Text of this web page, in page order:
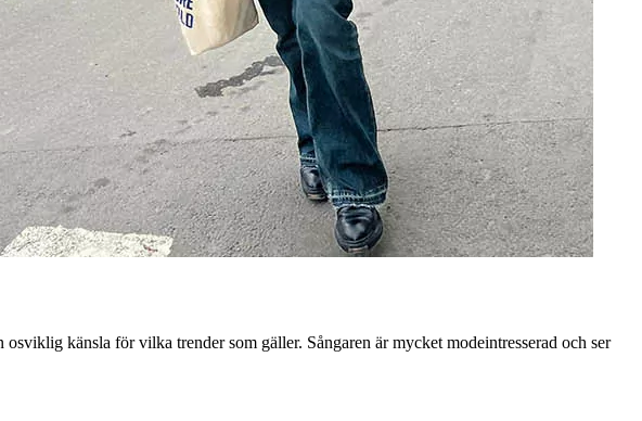
känsla för vilka trender som gäller. Sångaren är mycket modeintresserad och ser